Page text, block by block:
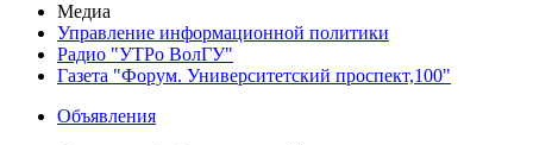
Медиа
Управление информационной политики
Радио "УТРо ВолГУ"
Газета "Форум. Университетский проспект,100"
Объявления